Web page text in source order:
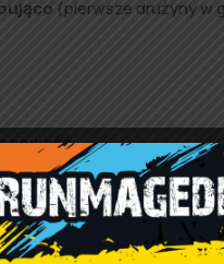
(pierwsze drużyny w